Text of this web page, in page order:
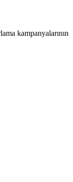
kampanyalarının